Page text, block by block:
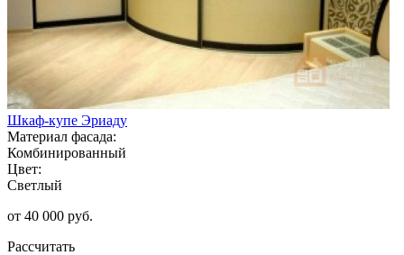
Шкаф-купе Эриаду
Материал фасада:
Комбинированный
Цвет:
Светлый
от 40 000 руб.
Рассчитать